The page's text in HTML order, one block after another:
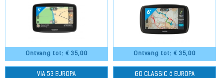
Ontvang tot: € 35,00 Ontvang tot: € 35,00
VIA 53 EUROPA GO CLASSIC 6 EUROPA